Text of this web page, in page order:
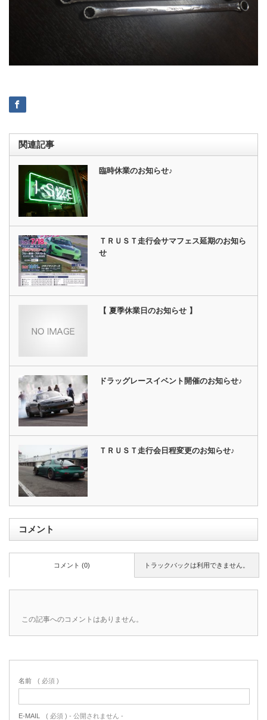
関連記事
臨時休業のお知らせ♪
ＴＲＵＳＴ走行会サマフェス延期のお知ら
せ
【 夏季休業日のお知らせ 】
ドラッグレースイベント開催のお知らせ♪
ＴＲＵＳＴ走行会日程変更のお知らせ♪
コメント
トラックバックは利用できません。
コメント (0)
この記事へのコメントはありません。
名前 ( 必須 )
E-MAIL ( 必須 ) - 公開されません -